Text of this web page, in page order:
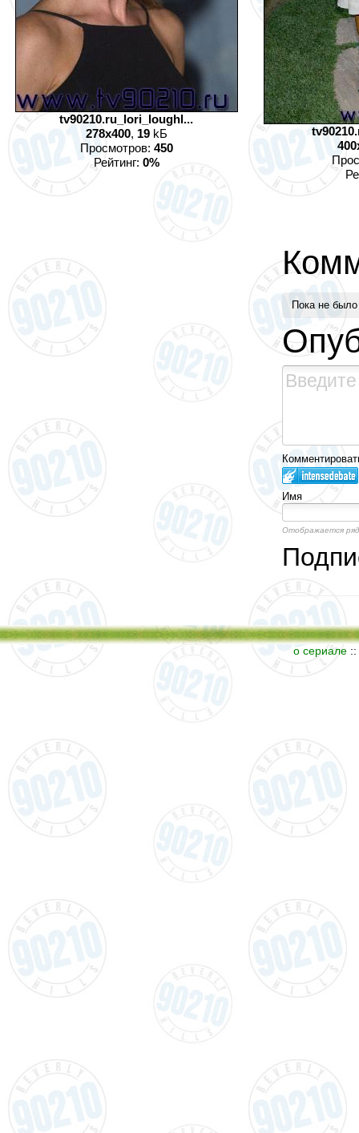
tv90210.ru_lori_loughl...
278x400, 19kБ
Просмотров: 450
Рейтинг: 0%
Пока не
Имя
Отображается
о сериале::